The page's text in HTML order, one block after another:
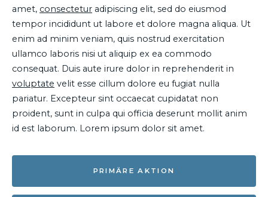
amet, consectetur adipiscing elit, sed do eiusmod
tempor incididunt ut labore et dolore magna aliqua. Ut
enim ad minim veniam, quis nostrud exercitation
ullamco laboris nisi ut aliquip ex ea commodo
consequat. Duis aute irure dolor in reprehenderit in
voluptate velit esse cillum dolore eu fugiat nulla
pariatur. Excepteur sint occaecat cupidatat non
proident, sunt in culpa qui officia deserunt mollit anim
id est laborum. Lorem ipsum dolor sit amet.
PRIMÄRE AKTION